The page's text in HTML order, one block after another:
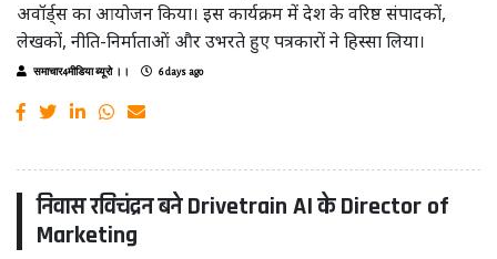
अवॉर्ड्स का आयोजन किया। इस कार्यक्रम में देश के वरिष्ठ संपादकों,
लेखकों, नीति-निर्माताओं और उभरते हुए पत्रकारों ने हिस्सा लिया।
समाचार4मीडिया ब्यूरो ।। 6 days ago
निवास रविचंद्रन बने Drivetrain AI के Director of
Marketing